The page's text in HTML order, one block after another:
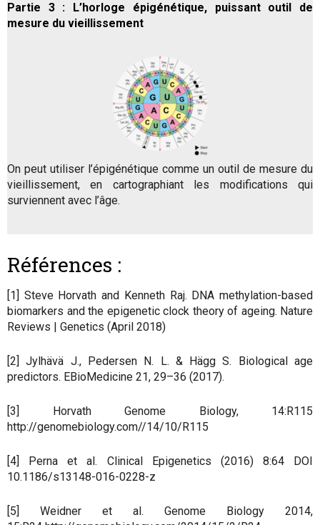
Partie 3 : L’horloge épigénétique, puissant outil de
mesure du vieillissement
On peut utiliser l’épigénétique comme un outil de mesure du
vieillissement, en cartographiant les modifications qui
surviennent avec l’âge.
Références :
[1] Steve Horvath and Kenneth Raj. DNA methylation-based
biomarkers and the epigenetic clock theory of ageing. Nature
Reviews | Genetics (April 2018)
[2] Jylhävä J., Pedersen N. L. & Hägg S. Biological age
predictors. EBioMedicine 21, 29–36 (2017).
[3] Horvath Genome Biology, 14:R115
http://genomebiology.com//14/10/R115
[4] Perna et al. Clinical Epigenetics (2016) 8:64 DOI
10.1186/s13148-016-0228-z
[5] Weidner et al. Genome Biology 2014,